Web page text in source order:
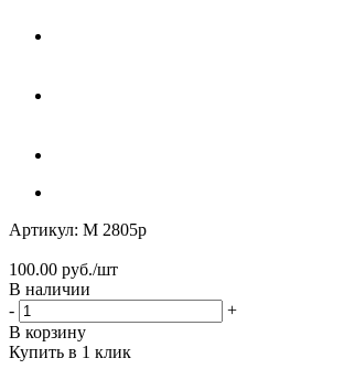
Артикул: М 2805р
100.00 руб./шт
В наличии
-
+
В корзину
Купить в 1 клик